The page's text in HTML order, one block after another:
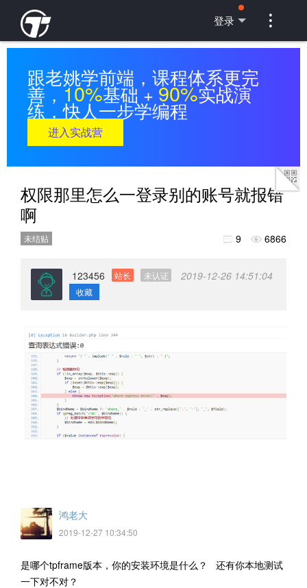
登录 
跟老姚学前端，课程体系更完
善，10%基础 +90%实战演
练，快人一步学编程
进入实战营
权限那里怎么一登录别的账号就报错
啊
未结贴  9  6866
123456 站长 未认证 2019-12-26 14:51:04
收藏
鸿老大
2019-12-27 10:34:50
是哪个tpframe版本，你的安装环境是什么？ 还有你本地测试
一下对不对？